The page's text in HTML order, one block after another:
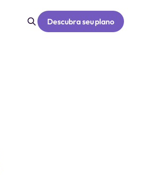
Descubra seu plano